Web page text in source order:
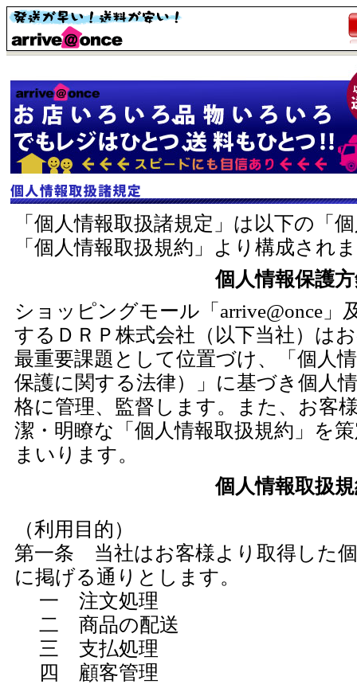
「個人情報取扱諸規定」は以下の「
「個人情報取扱規約」より構成され
個人情報保護
ショッピングモール「arrive@once」
するＤＲＰ株式会社（以下当社）は
最重要課題として位置づけ、「個人
保護に関する法律）」に基づき個人
格に管理、監督します。また、お客
潔・明瞭な「個人情報取扱規約」を
まいります。
個人情報取扱
（利用目的）
第一条 当社はお客様より取得した
に掲げる通りとします。
一 注文処理
二 商品の配送
三 支払処理
四 顧客管理